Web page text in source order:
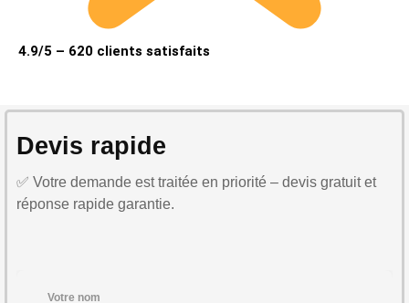
4.9/5 – 620 clients satisfaits
Devis rapide
✅ Votre demande est traitée en priorité – devis gratuit et
réponse rapide garantie.
Votre nom